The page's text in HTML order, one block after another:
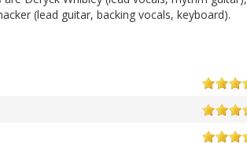
(lead guitar, backing vocals, keyboard).